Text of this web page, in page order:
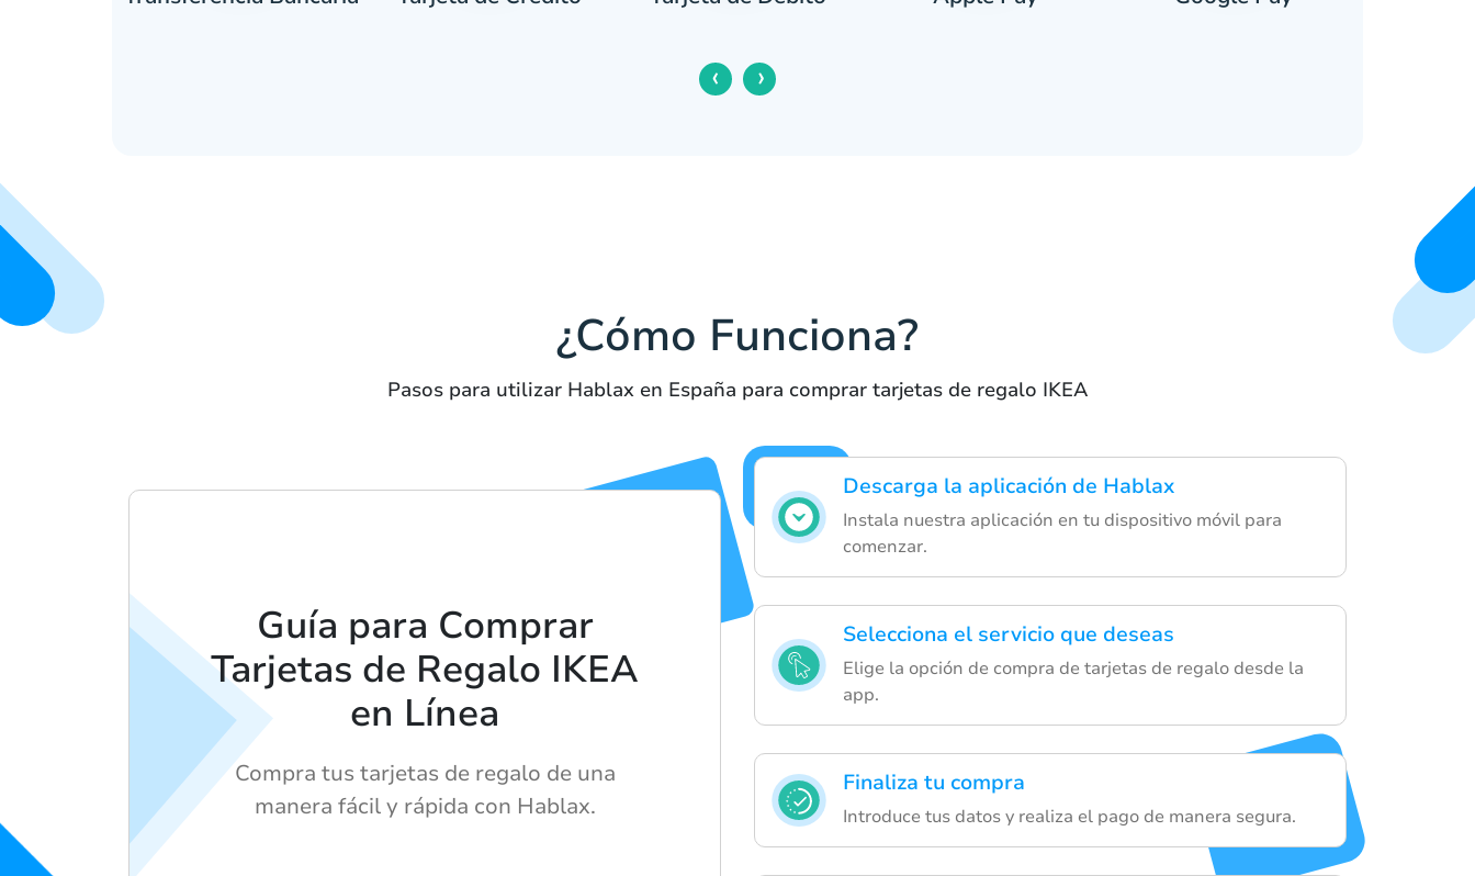
‹ ›
¿Cómo Funciona?
Pasos para utilizar Hablax en España para comprar tarjetas de regalo IKEA
Descarga la aplicación de Hablax
Instala nuestra aplicación en tu dispositivo móvil para
comenzar.
Selecciona el servicio que deseas
Elige la opción de compra de tarjetas de regalo desde la
app.
Finaliza tu compra
Introduce tus datos y realiza el pago de manera segura.
Guía para Comprar
Tarjetas de Regalo IKEA
en Línea
Compra tus tarjetas de regalo de una
manera fácil y rápida con Hablax.